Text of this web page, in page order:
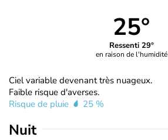
25°
Ressenti 29°
en raison de l'humidité
Ciel variable devenant très nuageux.
Faible risque d'averses.
Risque de pluie
25 %
Nuit